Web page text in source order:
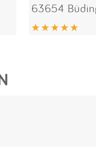
63654